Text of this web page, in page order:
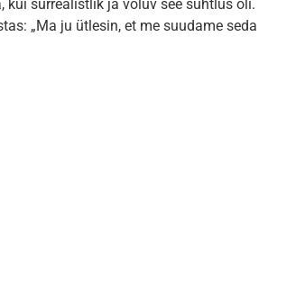
sürrealistlik ja võluv see suhtlus oli.
„Ma ju ütlesin, et me suudame seda